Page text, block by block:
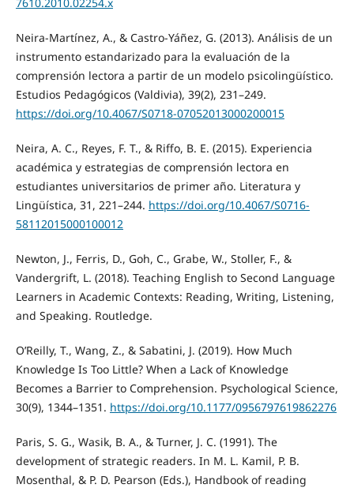
Neira-Martínez, A., & Castro-Yáñez, G. (2013). Análisis de un
instrumento estandarizado para la evaluación de la
comprensión lectora a partir de un modelo psicolingüístico.
Estudios Pedagógicos (Valdivia), 39(2), 231–249.
https://doi.org/10.4067/S0718-07052013000200015
Neira, A. C., Reyes, F. T., & Riffo, B. E. (2015). Experiencia
académica y estrategias de comprensión lectora en
estudiantes universitarios de primer año. Literatura y
Lingüística, 31, 221–244. https://doi.org/10.4067/S0716-
58112015000100012
Newton, J., Ferris, D., Goh, C., Grabe, W., Stoller, F., &
Vandergrift, L. (2018). Teaching English to Second Language
Learners in Academic Contexts: Reading, Writing, Listening,
and Speaking. Routledge.
O’Reilly, T., Wang, Z., & Sabatini, J. (2019). How Much
Knowledge Is Too Little? When a Lack of Knowledge
Becomes a Barrier to Comprehension. Psychological Science,
30(9), 1344–1351. https://doi.org/10.1177/0956797619862276
Paris, S. G., Wasik, B. A., & Turner, J. C. (1991). The
development of strategic readers. In M. L. Kamil, P. B.
Mosenthal, & P. D. Pearson (Eds.), Handbook of reading